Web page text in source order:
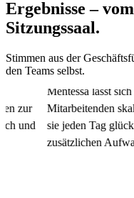
Ergebnisse –
Sitzungssaal.
Stimmen aus der
den Teams selbst.
zur
und
Mentessa lässt sich
Mitarbeitenden
sie jeden Tag
zusätzlichen